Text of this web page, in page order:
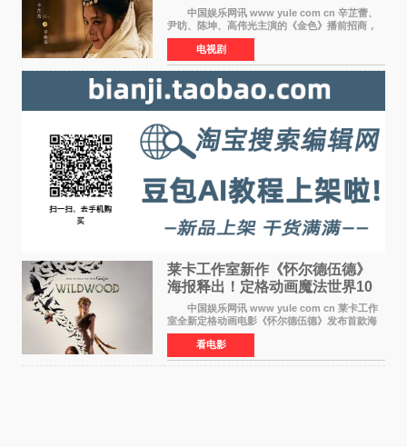
中国娱乐网讯 www yule com cn 辛芷蕾、
尹昉、陈坤、高伟光主演的《金色》播前招商，
预计8月腾讯视频开播。这部年代剧汇集了众多实
力派演员，阵容强大，引发了观众的广泛关
注。 《金色》
电视剧
莱卡工作室新作《怀尔德伍德》
海报释出！定格动画魔法世界10
月开启
中国娱乐网讯 www yule com cn 莱卡工作
室全新定格动画电影《怀尔德伍德》发布首款海
报，女孩为找回弟弟走入黑暗、宏大的林中魔法
世界，一场关于勇气与亲情的奇幻冒险即将展
开。 本片由特
看电影